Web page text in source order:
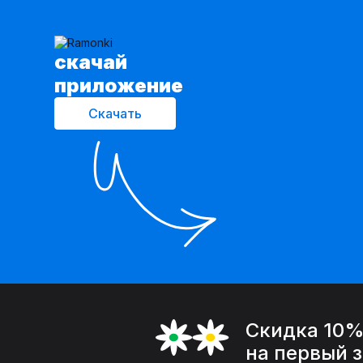
cкачай
приложение
Скачать
Скидка 10%
на первый